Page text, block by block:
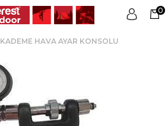
Üye Girişi Üye Ol
0
HAVA AYAR KONSOLU